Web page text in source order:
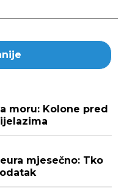
moru: Kolone pred
mjesečno: Tko